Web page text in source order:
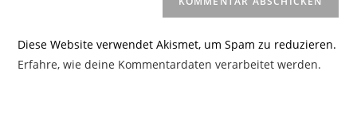
Diese Website verwendet Akismet, um Spam zu reduzieren.
Erfahre, wie deine Kommentardaten verarbeitet werden.